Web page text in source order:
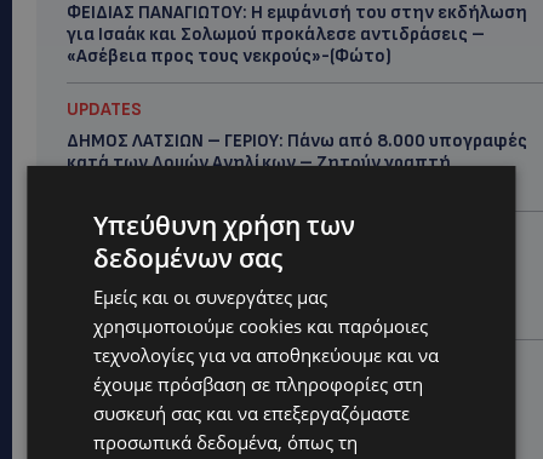
ΦΕΙΔΙΑΣ ΠΑΝΑΓΙΩΤΟΥ: Η εμφάνισή του στην εκδήλωση
για Ισαάκ και Σολωμού προκάλεσε αντιδράσεις –
«Ασέβεια προς τους νεκρούς»-(Φώτο)
UPDATES
ΔΗΜΟΣ ΛΑΤΣΙΩΝ – ΓΕΡΙΟΥ: Πάνω από 8.000 υπογραφές
κατά των Δομών Ανηλίκων – Ζητούν γραπτή
UPDATES
ΑΓΙΟΣ ΙΩΑΝΝΗΣ ΠΙΤΣΙΛΙΑΣ: Ξανανοίγει η πισίνα του
χωριού – Μια ανάσα δροσιάς για κατοίκους και
επισκέπτες
LIFESTYLE
ΕΛΕΝΑ ΠΑΠΑΔΟΠΟΥΛΟΥ: Από τη σκηνή στην
Αντιπροεδρία του ΘΟΚ – «Μεγάλη τιμή και μεγάλη
ευθύνη»
Υπεύθυνη χρήση των
δεδομένων σας
Εμείς και οι συνεργάτες μας
χρησιμοποιούμε cookies και παρόμοιες
τεχνολογίες για να αποθηκεύουμε και να
έχουμε πρόσβαση σε πληροφορίες στη
συσκευή σας και να επεξεργαζόμαστε
προσωπικά δεδομένα, όπως τη